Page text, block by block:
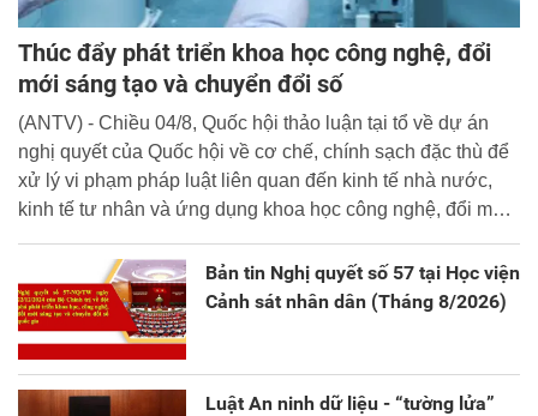
Thúc đẩy phát triển khoa học công nghệ, đổi
mới sáng tạo và chuyển đổi số
(ANTV) - Chiều 04/8, Quốc hội thảo luận tại tổ về dự án
nghị quyết của Quốc hội về cơ chế, chính sạch đặc thù để
xử lý vi phạm pháp luật liên quan đến kinh tế nhà nước,
kinh tế tư nhân và ứng dụng khoa học công nghệ, đổi mới
Bản tin Nghị quyết số 57 tại Học viện
Cảnh sát nhân dân (Tháng 8/2026)
Luật An ninh dữ liệu - “tường lửa”